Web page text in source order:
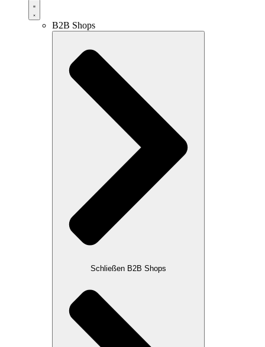
B2B Shops
Schließen B2B Shops